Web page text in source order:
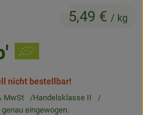
5,49 € / kg
nicht bestellbar!
MwSt
Handelsklasse II
eingewogen.